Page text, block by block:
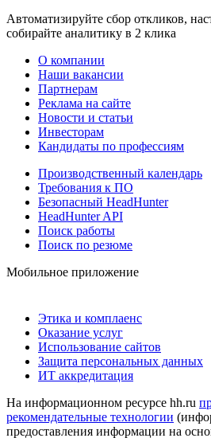
Автоматизируйте сбор откликов,
собирайте аналитику в 2 клика
О компании
Наши вакансии
Партнерам
Реклама на сайте
Новости и статьи
Инвесторам
Кандидаты по профессиям
Производственный календарь
Требования к ПО
Безопасный HeadHunter
HeadHunter API
Поиск работы
Поиск по резюме
Мобильное приложение
Этика и комплаенс
Оказание услуг
Использование сайтов
Защита персональных данных
ИТ аккредитация
На информационном ресурсе hh.ru
рекомендательные технологии
предоставления информации на